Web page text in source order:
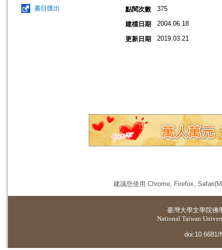
書目匯出
點閱次數
375
建檔日期 2004.06.18
更新日期 2019.03.21
建議您使用 Chrome, Firefox,
臺灣大學文學院佛
National Taiwan
doi:10.6681/